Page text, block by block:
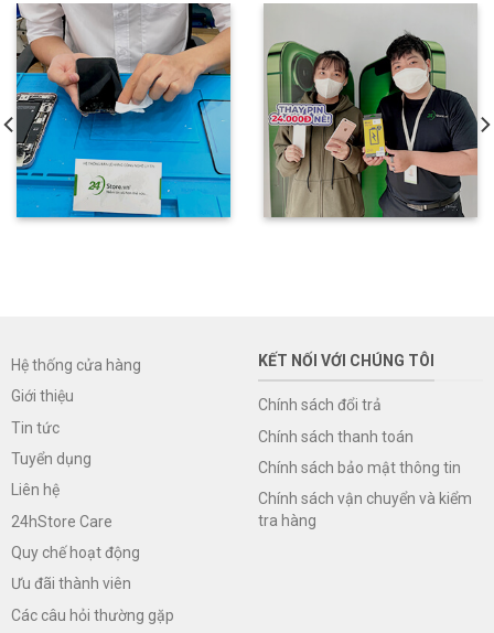
Hệ thống cửa hàng
Giới thiệu
Tin tức
Tuyển dụng
Liên hệ
24hStore Care
Quy chế hoạt động
Ưu đãi thành viên
Các câu hỏi thường gặp
KẾT NỐI VỚI CHÚNG TÔI
Chính sách đổi trả
Chính sách thanh toán
Chính sách bảo mật thông tin
Chính sách vận chuyển và kiểm
tra hàng